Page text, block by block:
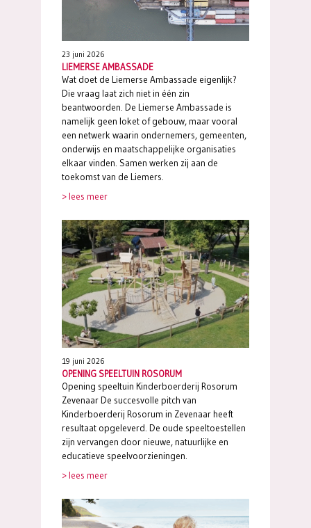
23 juni 2026
LIEMERSE AMBASSADE
Wat doet de Liemerse Ambassade eigenlijk?
Die vraag laat zich niet in één zin
beantwoorden. De Liemerse Ambassade is
namelijk geen loket of gebouw, maar vooral
een netwerk waarin ondernemers, gemeenten,
onderwijs en maatschappelijke organisaties
elkaar vinden. Samen werken zij aan de
toekomst van de Liemers.
> lees meer
19 juni 2026
OPENING SPEELTUIN ROSORUM
Opening speeltuin Kinderboerderij Rosorum
Zevenaar De succesvolle pitch van
Kinderboerderij Rosorum in Zevenaar heeft
resultaat opgeleverd. De oude speeltoestellen
zijn vervangen door nieuwe, natuurlijke en
educatieve speelvoorzieningen.
> lees meer